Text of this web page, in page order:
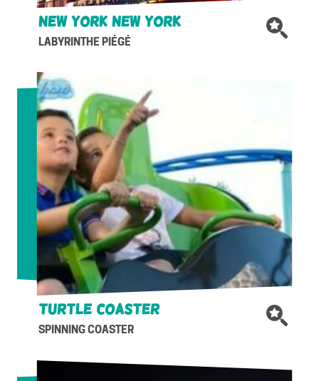
New York New York
LABYRINTHE PIÉGÉ
Turtle coaster
SPINNING COASTER